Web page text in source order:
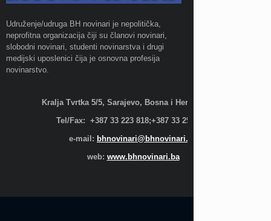
Udruženje/udruga BH novinari je nepolitička,
neprofitna organizacija čiji su članovi novinari,
slobodni novinari, studenti novinarstva i drugi
medijski uposlenici čija je osnovna profesija
novinarstvo.
Kralja Tvrtka 5/5, Sarajevo, Bosna i Hercegovina;
Tel/Fax: +387 33 223 818;+387 33 255 600
e-mail: bhnovinari@bhnovinari.ba
web: www.bhnovinari.ba